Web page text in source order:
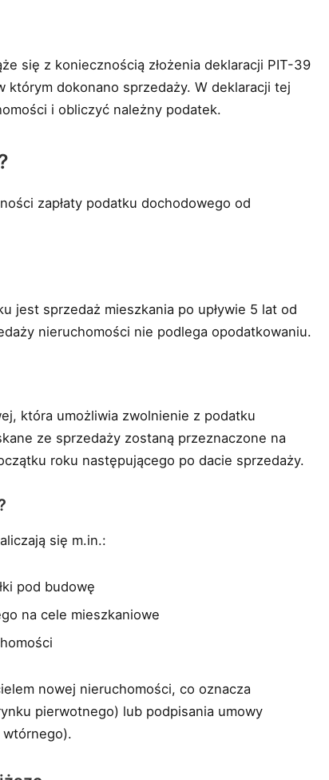
się z koniecznością złożenia deklaracji PIT-39
dokonano sprzedaży. W deklaracji tej
i obliczyć należny podatek.
zapłaty podatku dochodowego od
jest sprzedaż mieszkania po upływie 5 lat od
nieruchomości nie podlega opodatkowaniu.
która umożliwia zwolnienie z podatku
ze sprzedaży zostaną przeznaczone na
roku następującego po dacie sprzedaży.
się m.in.:
pod budowę
na cele mieszkaniowe
nowej nieruchomości, co oznacza
pierwotnego) lub podpisania umowy
wtórnego).